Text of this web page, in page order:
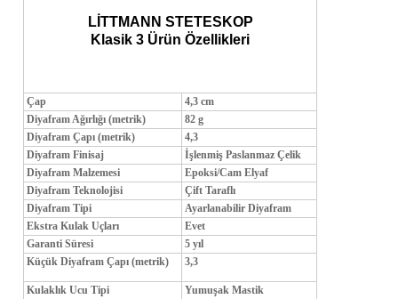
LİTTMANN STETESKOP
Klasik 3 Ürün Özellikleri
Çap
4,3 cm
Diyafram Ağırlığı (metrik)
82 g
Diyafram Çapı (metrik)
4,3
Diyafram Finisaj
İşlenmiş Paslanmaz Çelik
Diyafram Malzemesi
Epoksi/Cam Elyaf
Diyafram Teknolojisi
Çift Taraflı
Diyafram Tipi
Ayarlanabilir Diyafram
Ekstra Kulak Uçları
Evet
Garanti Süresi
5 yıl
Küçük Diyafram Çapı (metrik)
3,3
Kulaklık Ucu Tipi
Yumuşak Mastik